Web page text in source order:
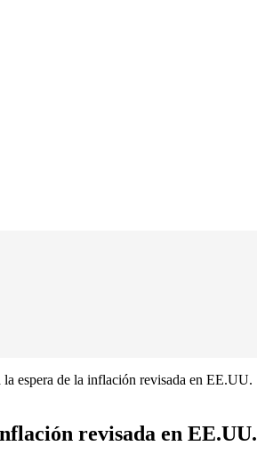
espera de la inflación revisada en EE.UU.
revisada en EE.UU.